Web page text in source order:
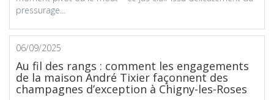
pressurage...
06/09/2025
Au fil des rangs : comment les engagements
de la maison André Tixier façonnent des
champagnes d’exception à Chigny-les-Roses